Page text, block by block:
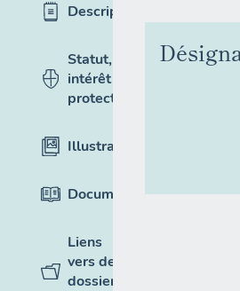
Description
Statut,
intérêt et
protection
Illustrations
Documentation
Liens
vers des
dossiers